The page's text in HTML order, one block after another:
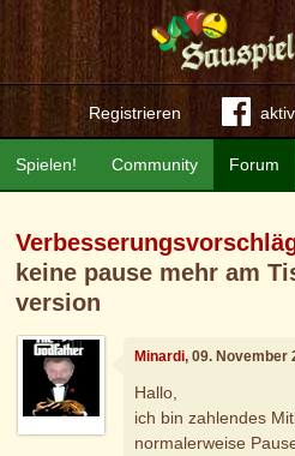
Registrieren
Community Forum
Spielen!
keine pause mehr am
version
Minardi, 09. November
Hallo,
ich bin zahlendes
normalerweise